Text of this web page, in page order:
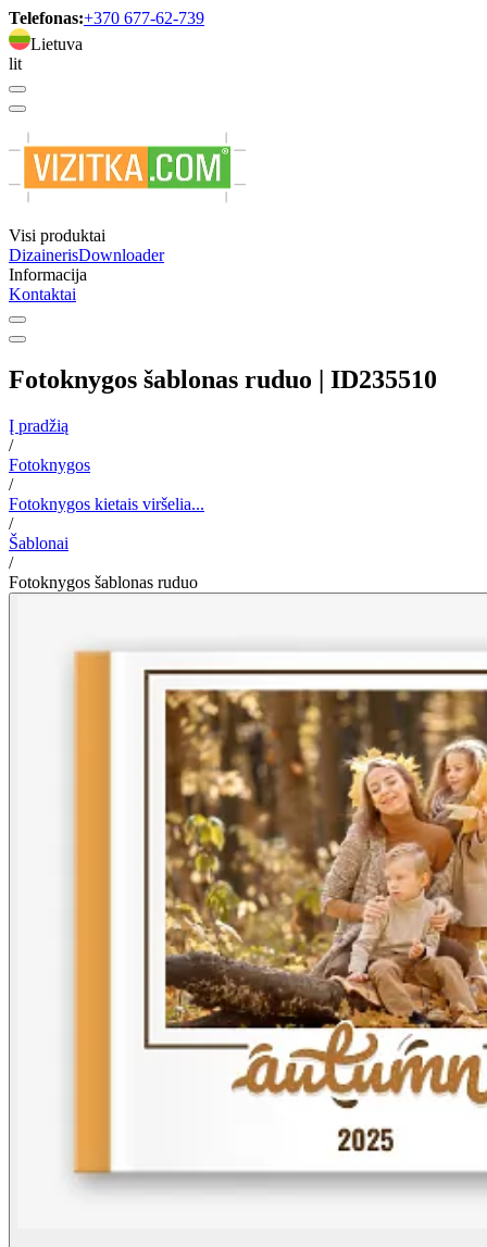
Telefonas:+370 677-62-739
Lietuva
lit
Visi produktai
DizainerisDownloader
Informacija
Kontaktai
Fotoknygos šablonas ruduo | ID235510
Į pradžią
/
Fotoknygos
/
Fotoknygos kietais viršelia...
/
Šablonai
/
Fotoknygos šablonas ruduo